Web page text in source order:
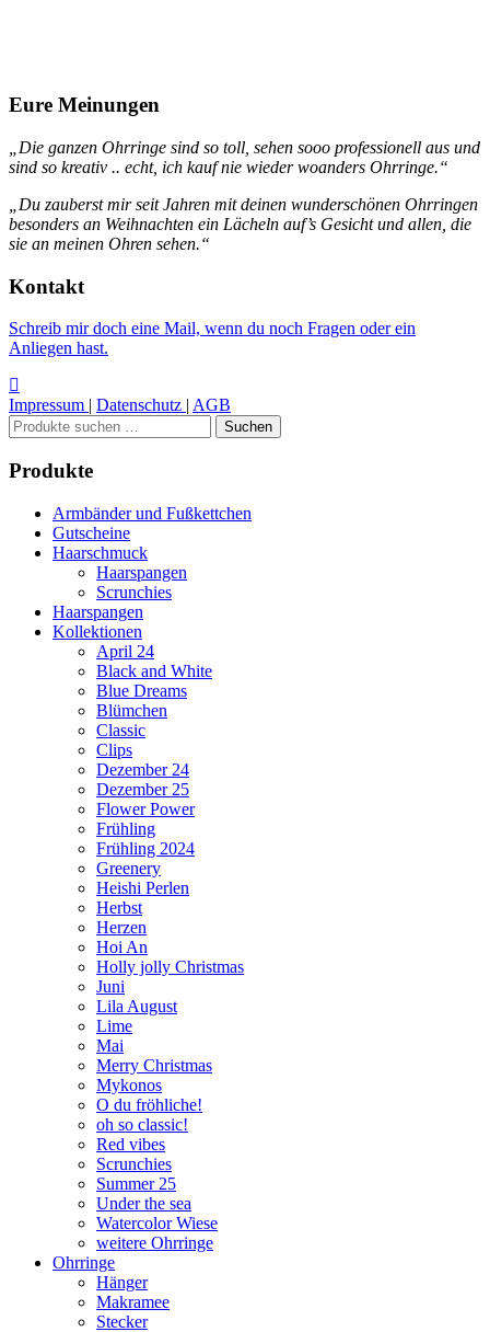
Eure Meinungen
„Die ganzen Ohrringe sind so toll, sehen sooo professionell aus und
sind so kreativ .. echt, ich kauf nie wieder woanders Ohrringe.“
„Du zauberst mir seit Jahren mit deinen wunderschönen Ohrringen
besonders an Weihnachten ein Lächeln auf’s Gesicht und allen, die
sie an meinen Ohren sehen.“
Kontakt
Schreib mir doch eine Mail, wenn du noch Fragen oder ein
Anliegen hast.
Impressum | Datenschutz | AGB
Suchen
nach:
Suchen
Produkte
Armbänder und Fußkettchen
Gutscheine
Haarschmuck
Haarspangen
Scrunchies
Haarspangen
Kollektionen
April 24
Black and White
Blue Dreams
Blümchen
Classic
Clips
Dezember 24
Dezember 25
Flower Power
Frühling
Frühling 2024
Greenery
Heishi Perlen
Herbst
Herzen
Hoi An
Holly jolly Christmas
Juni
Lila August
Lime
Mai
Merry Christmas
Mykonos
O du fröhliche!
oh so classic!
Red vibes
Scrunchies
Summer 25
Under the sea
Watercolor Wiese
weitere Ohrringe
Ohrringe
Hänger
Makramee
Stecker